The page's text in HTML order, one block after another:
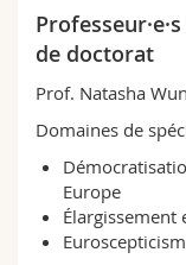
de doctorat
Prof. Natasha
Domaines de
Europe
Élargissement